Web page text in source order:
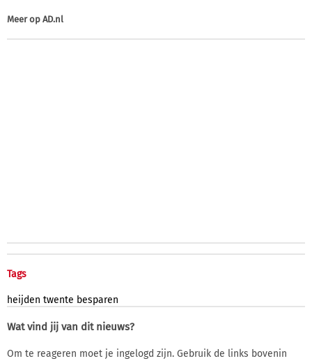
Meer op AD.nl
Tags
heijden twente besparen
Wat vind jij van dit nieuws?
Om te reageren moet je ingelogd zijn. Gebruik de links bovenin